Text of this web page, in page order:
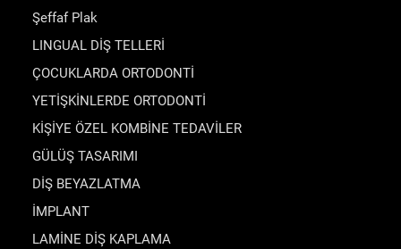
Şeffaf Plak
LINGUAL DİŞ TELLERİ
ÇOCUKLARDA ORTODONTİ
YETİŞKİNLERDE ORTODONTİ
KİŞİYE ÖZEL KOMBİNE TEDAVİLER
GÜLÜŞ TASARIMI
DİŞ BEYAZLATMA
İMPLANT
LAMİNE DİŞ KAPLAMA